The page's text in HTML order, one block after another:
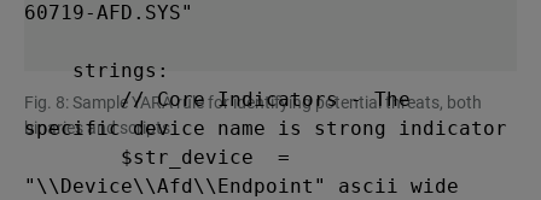
60719-AFD.SYS"
        // Core Indicators - The
specific device name is strong indicator
"\\Device\\Afd\\Endpoint" ascii wide
Fig. 8: Sample YARA rule for identifying potential threats, both
binaries and scripts